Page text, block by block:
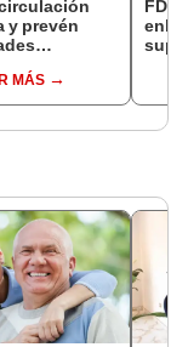
y prevén
que
MÁS
FDA